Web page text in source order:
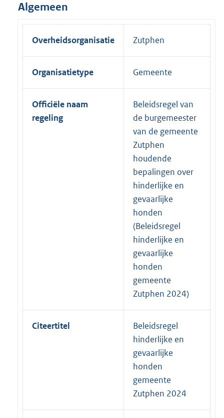
Algemeen
Overheidsorganisatie Zutphen
Organisatietype Gemeente
Officiële naam
regeling
Beleidsregel van
de burgemeester
van de gemeente
Zutphen
houdende
bepalingen over
hinderlijke en
gevaarlijke
honden
(Beleidsregel
hinderlijke en
gevaarlijke
honden
gemeente
Zutphen 2024)
Citeertitel
Beleidsregel
hinderlijke en
gevaarlijke
honden
gemeente
Zutphen 2024